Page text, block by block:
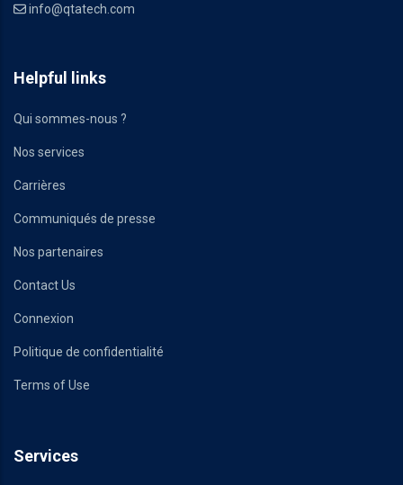
info@qtatech.com
Helpful links
Qui sommes-nous ?
Nos services
Carrières
Communiqués de presse
Nos partenaires
Contact Us
Connexion
Politique de confidentialité
Terms of Use
Services